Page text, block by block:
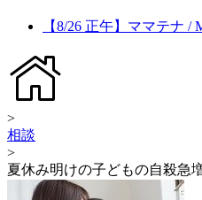
【8/26 正午】ママテナ /
>
相談
>
夏休み明けの子どもの自殺急